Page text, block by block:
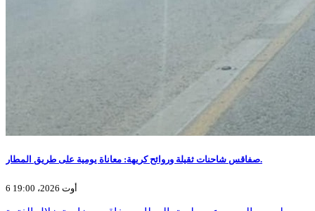
صفاقس شاحنات ثقيلة وروائح كريهة: معاناة يومية على طريق المطار.
6 أوت 2026، 19:00